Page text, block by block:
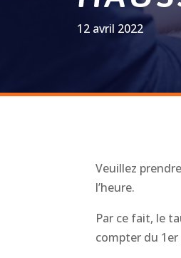
12 avril 2022
Veuillez
l’heure.
Par ce fait, le
compter du 1er